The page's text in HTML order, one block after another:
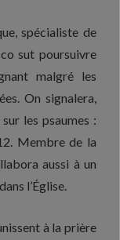
spécialiste de
sut poursuivre
malgré les
On signalera,
les psaumes :
Membre de la
aussi à un
l’Église.
à la prière